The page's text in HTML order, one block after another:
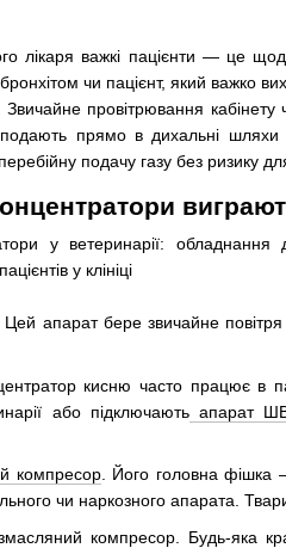
лікаря важкі пацієнти — це
чи пацієнт, який важко
Звичайне провітрювання
подають прямо в дихальні шляхи
подачу газу без ризику
Цей апарат бере звичайне
кисню часто працює в
або підключаютьапарат
компресор. Його головна фішка —
чи наркозного апарата.
компресор. Будь-яка